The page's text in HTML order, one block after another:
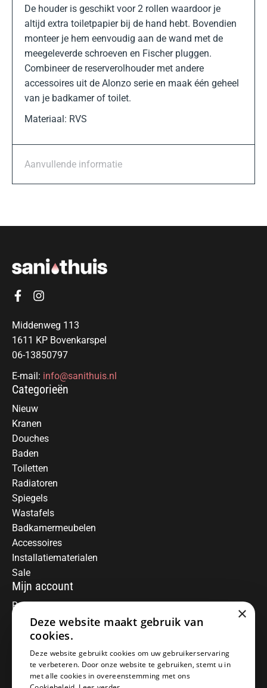
De houder is geschikt voor 2 rollen waardoor je
altijd extra toiletpapier bij de hand hebt. Bovendien
monteer je hem eenvoudig aan de wand met de
meegeleverde schroeven en Fischer pluggen.
Combineer de reserverolhouder met andere
accessoires uit de Alonzo serie en maak één geheel
van je badkamer of toilet.
Materiaal: RVS
Aanvullende informatie
Middenweg 113
1611 KP Bovenkarspel
06-13850797
E-mail: info@sanithuis.nl
Categorieën
Nieuw
Kranen
Douches
Baden
Toiletten
Radiatoren
Spiegels
Wastafels
Badkamermeubelen
Accessoires
Installatiematerialen
Sale
Mijn account
Registreren
Mijn bestellingen
Informatie
Over ons
Algemene voorwaarden
Disclaimer
×
Deze website maakt gebruik van
cookies.
Deze website gebruikt cookies om uw gebruikerservaring
te verbeteren. Door onze website te gebruiken, stemt u in
met alle cookies in overeenstemming met ons